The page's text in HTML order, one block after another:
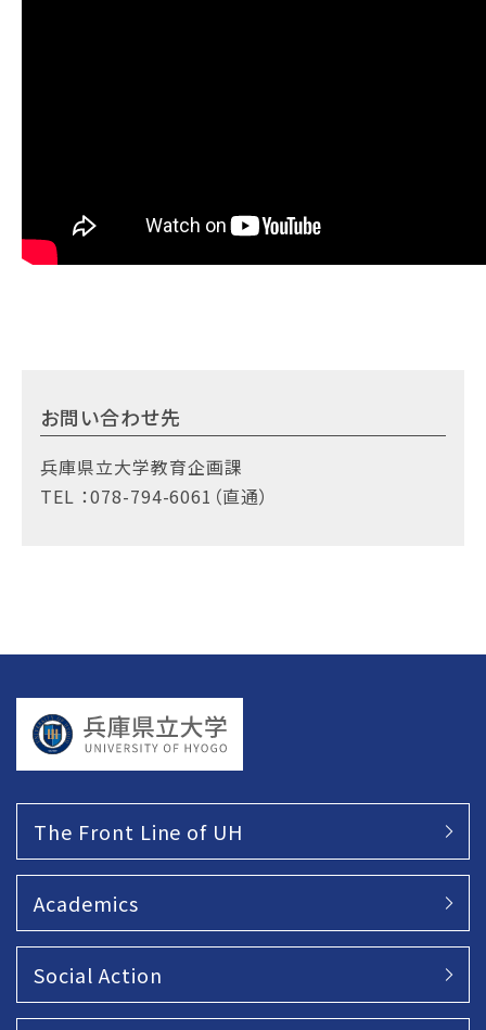
お問い合わせ先
兵庫県立大学教育企画課
TEL ：078-794-6061（直通）
The Front Line of UH
Academics
Social Action